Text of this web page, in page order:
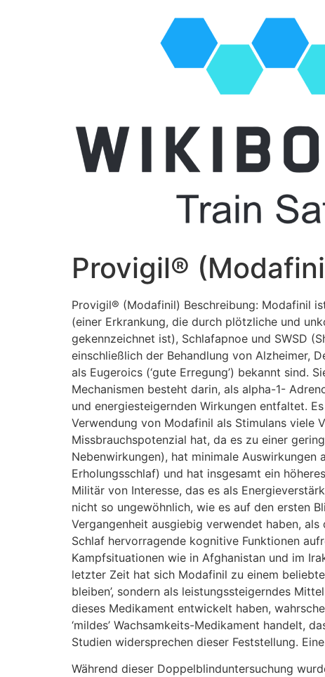
Provigil®
Provigil® (Modafinil) Beschreibung: Modafinil
(einer Erkrankung, die durch plötzliche und
gekennzeichnet ist), Schlafapnoe und SWSD
einschließlich der Behandlung von Alzheimer,
als Eugeroics (‘gute Erregung’) bekannt sind.
Mechanismen besteht darin, als alpha-1-
und energiesteigernden Wirkungen entfaltet.
Verwendung von Modafinil als Stimulans viele
Missbrauchspotenzial hat, da es zu einer
Nebenwirkungen), hat minimale
Erholungsschlaf) und hat insgesamt ein
Militär von Interesse, das es als
nicht so ungewöhnlich, wie es auf den ersten
Vergangenheit ausgiebig verwendet haben,
Schlaf hervorragende kognitive Funktionen
Kampfsituationen wie in Afghanistan und im
letzter Zeit hat sich Modafinil zu einem
bleiben’, sondern als leistungssteigerndes
dieses Medikament entwickelt haben,
‘mildes’ Wachsamkeits-Medikament handelt,
Studien widersprechen dieser Feststellung.
Während dieser Doppelblinduntersuchung